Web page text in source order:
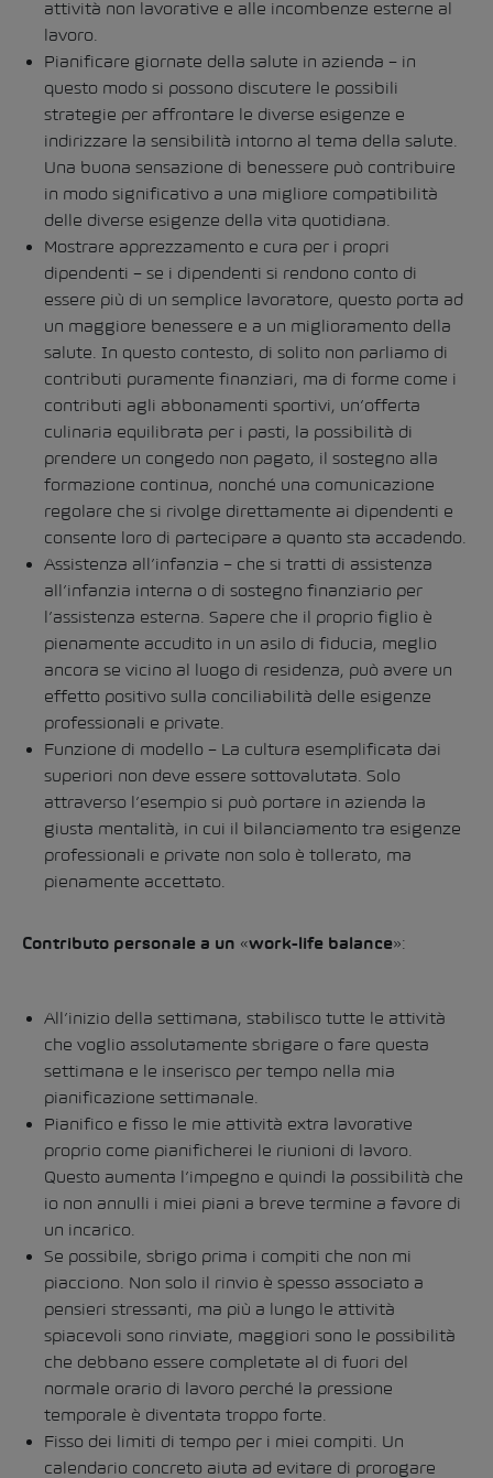
attività non lavorative e alle incombenze esterne al
lavoro.
Pianificare giornate della salute in azienda – in
questo modo si possono discutere le possibili
strategie per affrontare le diverse esigenze e
indirizzare la sensibilità intorno al tema della salute.
Una buona sensazione di benessere può contribuire
in modo significativo a una migliore compatibilità
delle diverse esigenze della vita quotidiana.
Mostrare apprezzamento e cura per i propri
dipendenti – se i dipendenti si rendono conto di
essere più di un semplice lavoratore, questo porta ad
un maggiore benessere e a un miglioramento della
salute. In questo contesto, di solito non parliamo di
contributi puramente finanziari, ma di forme come i
contributi agli abbonamenti sportivi, un’offerta
culinaria equilibrata per i pasti, la possibilità di
prendere un congedo non pagato, il sostegno alla
formazione continua, nonché una comunicazione
regolare che si rivolge direttamente ai dipendenti e
consente loro di partecipare a quanto sta accadendo.
Assistenza all’infanzia – che si tratti di assistenza
all’infanzia interna o di sostegno finanziario per
l’assistenza esterna. Sapere che il proprio figlio è
pienamente accudito in un asilo di fiducia, meglio
ancora se vicino al luogo di residenza, può avere un
effetto positivo sulla conciliabilità delle esigenze
professionali e private.
Funzione di modello – La cultura esemplificata dai
superiori non deve essere sottovalutata. Solo
attraverso l’esempio si può portare in azienda la
giusta mentalità, in cui il bilanciamento tra esigenze
professionali e private non solo è tollerato, ma
pienamente accettato.
Contributo personale a un «work-life balance»:
All’inizio della settimana, stabilisco tutte le attività
che voglio assolutamente sbrigare o fare questa
settimana e le inserisco per tempo nella mia
pianificazione settimanale.
Pianifico e fisso le mie attività extra lavorative
proprio come pianificherei le riunioni di lavoro.
Questo aumenta l’impegno e quindi la possibilità che
io non annulli i miei piani a breve termine a favore di
un incarico.
Se possibile, sbrigo prima i compiti che non mi
piacciono. Non solo il rinvio è spesso associato a
pensieri stressanti, ma più a lungo le attività
spiacevoli sono rinviate, maggiori sono le possibilità
che debbano essere completate al di fuori del
normale orario di lavoro perché la pressione
temporale è diventata troppo forte.
Fisso dei limiti di tempo per i miei compiti. Un
calendario concreto aiuta ad evitare di prorogare